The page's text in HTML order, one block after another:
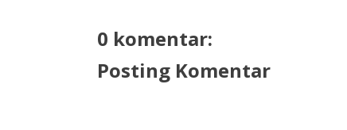
0 komentar:
Posting Komentar